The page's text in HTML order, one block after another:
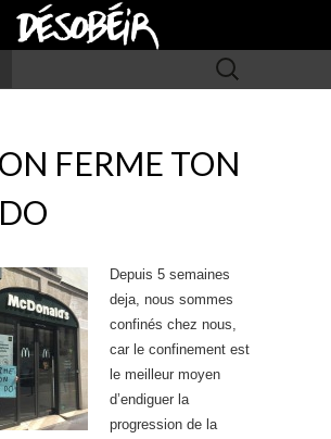
Rechercher :
FERME TON
Depuis 5 semaines
deja, nous sommes
confinés chez nous,
car le confinement est
le meilleur moyen
d’endiguer la
progression de la